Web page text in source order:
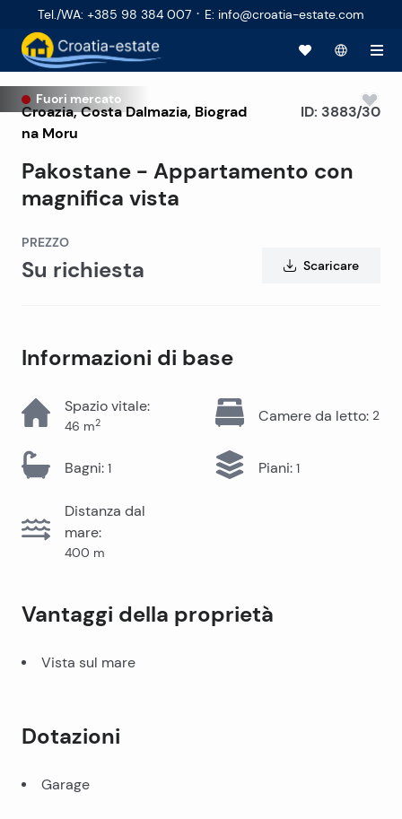
Tel./WA: +385 98 384 007 · E: info@croatia-estate.com
Fuori mercato
Croazia,Costa Dalmazia, Biograd
na Moru
Pakostane - Appartamento con
magnifica vista
ID: 3883/30
PREZZO
Su richiesta Scaricare
Informazioni di base
Spazio vitale:
46 m2 Camere da letto: 2
Bagni: 1 Piani: 1
Distanza dal
mare:
400 m
Vantaggi della proprietà
Vista sul mare
Dotazioni
Garage